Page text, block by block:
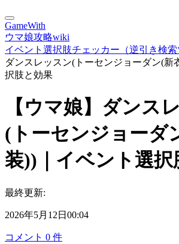
GameWith
ウマ娘攻略wiki
イベント選択肢チェッカー（逆引き検索
ダンスレッスン(トーセンジョーダン(新
択肢と効果
【ウマ娘】ダンス
(トーセンジョーダ
装))｜イベント選択
最終更新:
2026年5月12日00:04
コメント 0 件